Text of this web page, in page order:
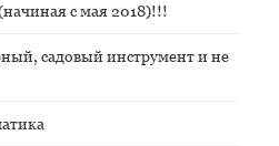
с мая 2018)!!!
садовый инструмент и не